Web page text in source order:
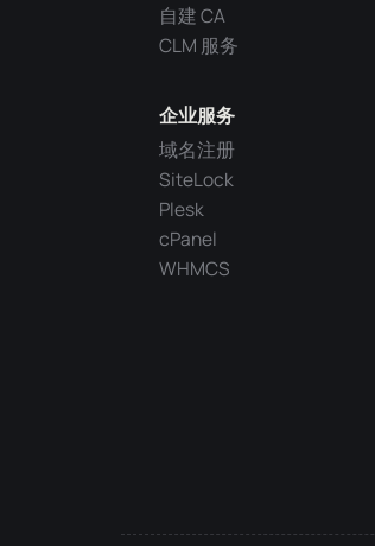
自建 CA
CLM 服务
企业服务
域名注册
SiteLock
Plesk
cPanel
WHMCS